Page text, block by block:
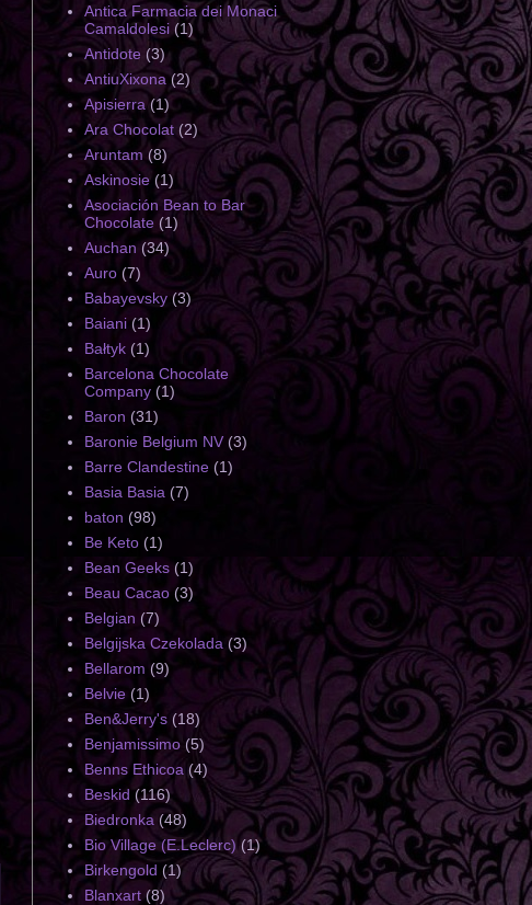
Antica Farmacia dei Monaci
Camaldolesi (1)
Antidote (3)
AntiuXixona (2)
Apisierra (1)
Ara Chocolat (2)
Aruntam (8)
Askinosie (1)
Asociación Bean to Bar
Chocolate (1)
Auchan (34)
Auro (7)
Babayevsky (3)
Baiani (1)
Bałtyk (1)
Barcelona Chocolate
Company (1)
Baron (31)
Baronie Belgium NV (3)
Barre Clandestine (1)
Basia Basia (7)
baton (98)
Be Keto (1)
Bean Geeks (1)
Beau Cacao (3)
Belgian (7)
Belgijska Czekolada (3)
Bellarom (9)
Belvie (1)
Ben&Jerry's (18)
Benjamissimo (5)
Benns Ethicoa (4)
Beskid (116)
Biedronka (48)
Bio Village (E.Leclerc) (1)
Birkengold (1)
Blanxart (8)